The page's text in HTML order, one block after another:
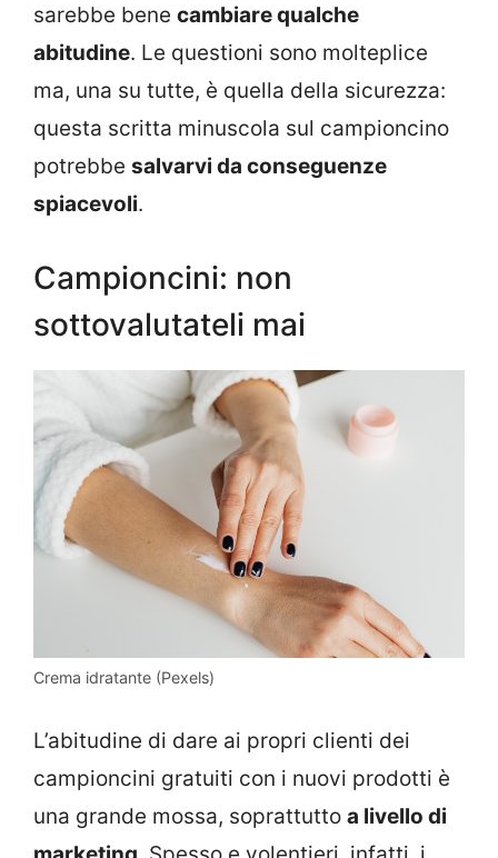
sarebbe bene cambiare qualche
abitudine. Le questioni sono molteplice
ma, una su tutte, è quella della sicurezza:
questa scritta minuscola sul campioncino
potrebbe salvarvi da conseguenze
spiacevoli.
Campioncini: non
sottovalutateli mai
Crema idratante (Pexels)
L’abitudine di dare ai propri clienti dei
campioncini gratuiti con i nuovi prodotti è
una grande mossa, soprattutto a livello di